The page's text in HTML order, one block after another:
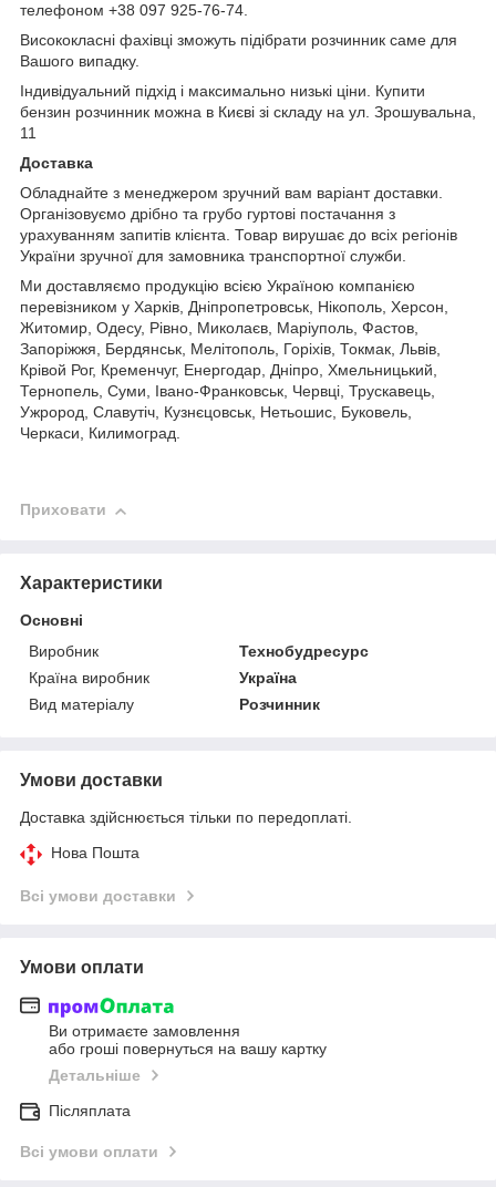
телефоном +38 097 925-76-74.
Висококласні фахівці зможуть підібрати розчинник саме для
Вашого випадку.
Індивідуальний підхід і максимально низькі ціни. Купити
бензин розчинник можна в Києві зі складу на ул. Зрошувальна,
11
Доставка
Обладнайте з менеджером зручний вам варіант доставки.
Організовуємо дрібно та грубо гуртові постачання з
урахуванням запитів клієнта. Товар вирушає до всіх регіонів
України зручної для замовника транспортної служби.
Ми доставляємо продукцію всією Україною компанією
перевізником у Харків, Дніпропетровськ, Нікополь, Херсон,
Житомир, Одесу, Рівно, Миколаєв, Маріуполь, Фастов,
Запоріжжя, Бердянськ, Мелітополь, Горіхів, Токмак, Львів,
Крівой Рог, Кременчуг, Енергодар, Дніпро, Хмельницький,
Тернопель, Суми, Івано-Франковськ, Червці, Трускавець,
Ужрород, Славутіч, Кузнєцовськ, Нетьошис, Буковель,
Черкаси, Килимоград.
Приховати
Характеристики
Основні
Виробник
Технобудресурс
Країна виробник
Україна
Вид матеріалу
Розчинник
Умови доставки
Доставка здійснюється тільки по передоплаті.
Нова Пошта
Всі умови доставки
Умови оплати
Ви отримаєте замовлення
або гроші повернуться на вашу картку
Детальніше
Післяплата
Всі умови оплати